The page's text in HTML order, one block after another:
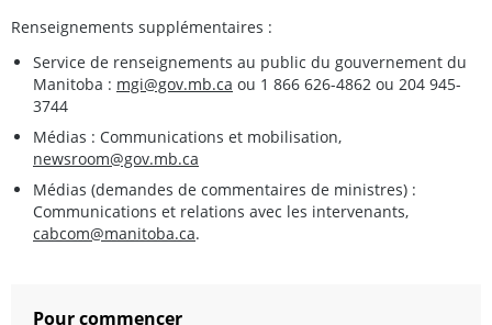
Renseignements supplémentaires :
Service de renseignements au public du gouvernement du
Manitoba : mgi@gov.mb.ca ou 1 866 626-4862 ou 204 945-
3744
Médias : Communications et mobilisation,
newsroom@gov.mb.ca
Médias (demandes de commentaires de ministres) :
Communications et relations avec les intervenants,
cabcom@manitoba.ca.
Pour commencer